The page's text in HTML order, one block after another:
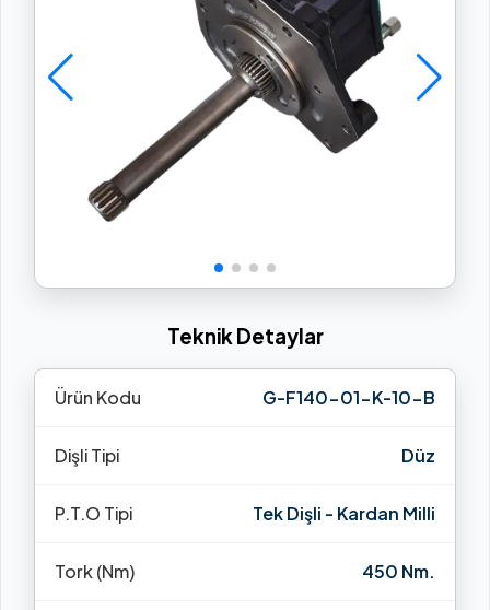
Teknik Detaylar
Ürün Kodu G-F140-01-K-10-B
Dişli Tipi Düz
P.T.O Tipi Tek Dişli - Kardan Milli
Tork (Nm) 450 Nm.